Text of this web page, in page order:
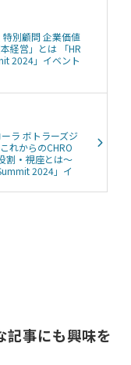
別顧問 企業価値
経営」とは 「HR
2024」イベント
ラ ボトラーズジ
れからのCHRO
割・視座とは～
2024」イ
記事にも興味を